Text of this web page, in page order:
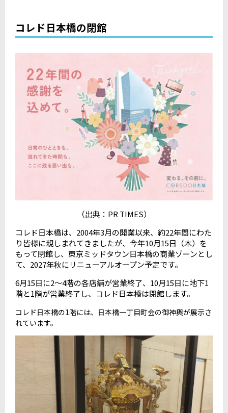
コレド日本橋の閉館
（出典： PR TIMES）
コレド日本橋は、 2004年3月の開業以来、約22年間にわた
り皆様に親しまれてきましたが、今年10月15日（木）を
もって閉館し、東京ミッドタウン日本橋の商業ゾーンとし
て、 2027年秋にリニューアルオープン予定です。
6月15日に2〜4階の各店舗が営業終了、 10月15日に地下1
階と1階が営業終了し、コレド日本橋は閉館します。
コレド日本橋の1階には、日本橋一丁目町会の御神輿が展示さ
れています。